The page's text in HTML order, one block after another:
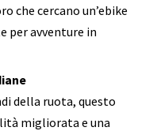
che cercano un’ebike
per avventure in
della ruota, questo
migliorata e una